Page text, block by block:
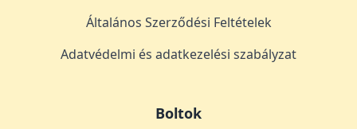
Általános Szerződési Feltételek
Adatvédelmi és adatkezelési szabályzat
Boltok